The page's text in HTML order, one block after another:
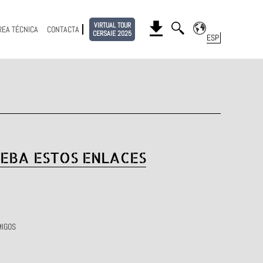
TÉCNICA CONTACTA
VIRTUAL TOUR
CERSAIE 2025
ESTOS ENLACES